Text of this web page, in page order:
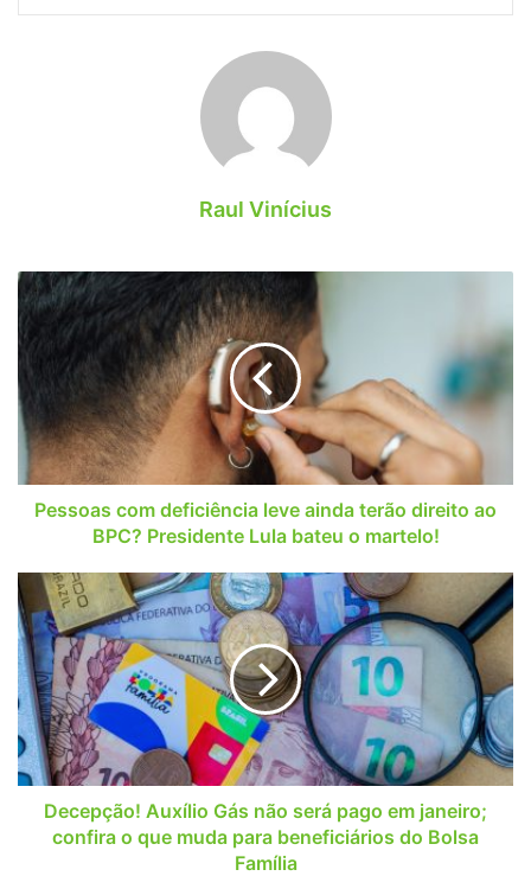
Raul Vinícius
Pessoas
com
deficiência
leve
ainda
terão
direito
ao
BPC?
Presidente
o
martelo!
Pessoas com deficiência leve ainda terão direito ao
BPC? Presidente Lula bateu o martelo!
Decepção!
Auxílio
Gás
não
será
pago
em
janeiro;
confira
Decepção! Auxílio Gás não será pago em janeiro;
confira o que muda para beneficiários do Bolsa
Família